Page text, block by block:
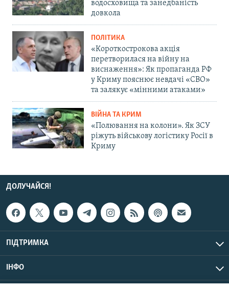
водосховища та занедбаність
довкола
ПОЛІТИКА
«Короткострокова акція
перетворилася на війну на
виснаження»: Як пропаганда РФ
у Криму пояснює невдачі «СВО»
та залякує «мінними атаками»
ВІЙНА ТА КРИМ
«Полювання на колони». Як ЗСУ
ріжуть військову логістику Росії в
Криму
ДОЛУЧАЙСЯ!
ПІДТРИМКА
ІНФО